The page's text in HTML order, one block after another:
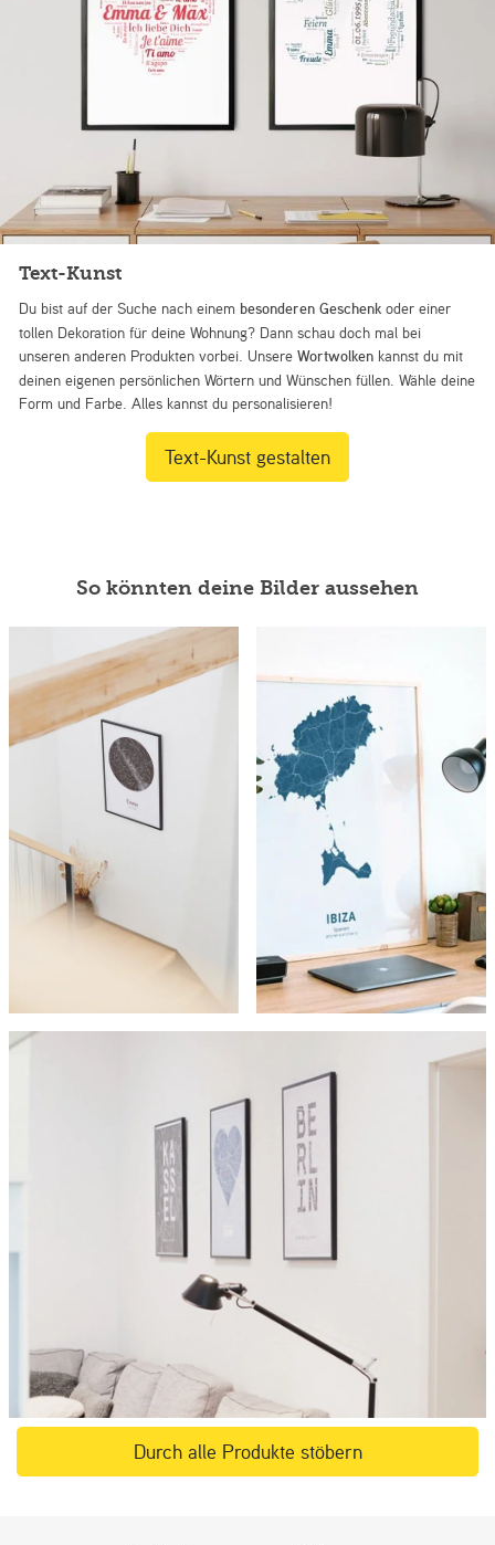
Text-Kunst
Du bist auf der Suche nach einem besonderen Geschenk oder einer
tollen Dekoration für deine Wohnung? Dann schau doch mal bei
unseren anderen Produkten vorbei. UnsereWortwolken kannst du mit
deinen eigenen persönlichen Wörtern und Wünschen füllen. Wähle deine
Form und Farbe. Alles kannst du personalisieren!
Text-Kunst gestalten
So könnten deine Bilder aussehen
Durch alle Produkte stöbern